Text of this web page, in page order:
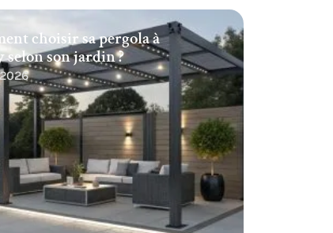
choisir sa pergola à
selon son jardin ?